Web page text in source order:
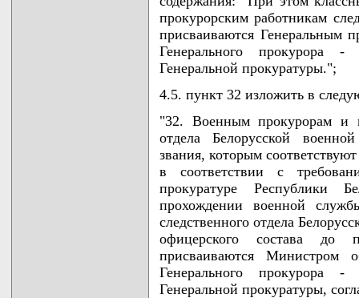
прокурорским работникам
присваиваются Генеральным
Генерального прокурора -
Генеральной прокуратуры.";
4.5. пункт 32 изложить в
"32. Военным прокурорам и
отдела Белорусской
звания, которым
в соответствии с
прокуратуре Республики
прохождении военной
следственного отдела
офицерского состава до
присваиваются Министром
Генерального прокурора -
Генеральной прокуратуры,